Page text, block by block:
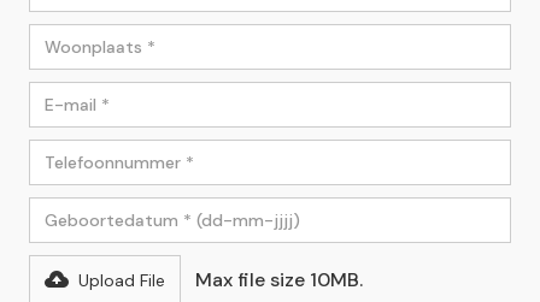
Upload File Max file size 10MB.